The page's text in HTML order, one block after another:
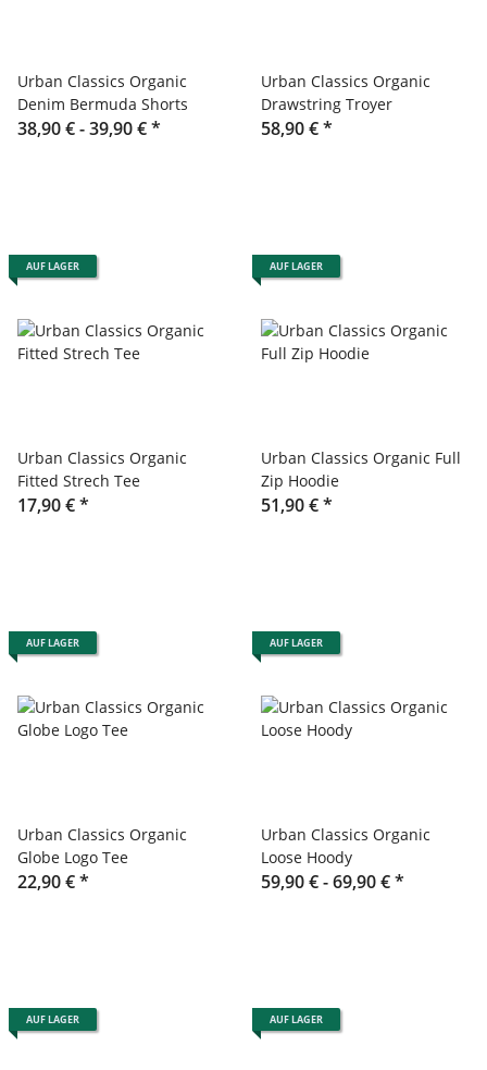
Urban Classics Organic
Denim Bermuda Shorts
38,90 € -39,90 €*
Urban Classics Organic
Drawstring Troyer
58,90 €*
AUF LAGER
Urban Classics Organic
Fitted Strech Tee
17,90 €*
AUF LAGER
Urban Classics Organic Full
Zip Hoodie
51,90 €*
AUF LAGER
Urban Classics Organic
Globe Logo Tee
22,90 €*
AUF LAGER
Urban Classics Organic
Loose Hoody
59,90 € -69,90 €*
AUF LAGER AUF LAGER